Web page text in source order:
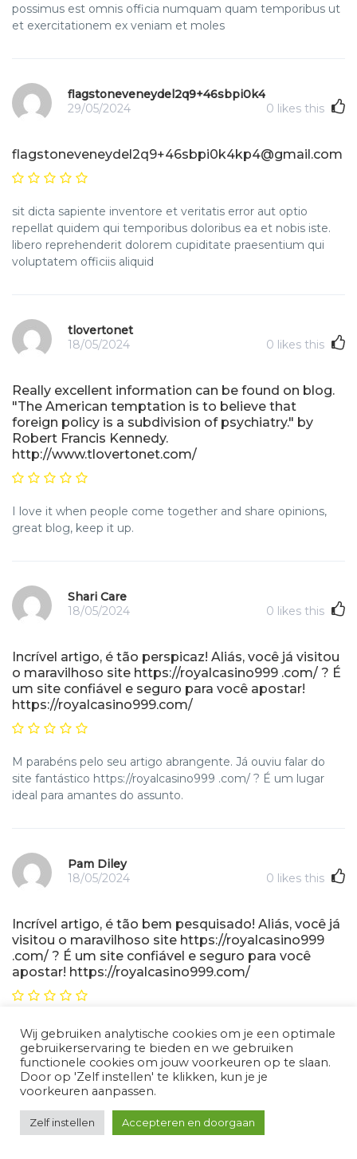
possimus est omnis officia numquam quam temporibus ut
et exercitationem ex veniam et moles
flagstoneveneydel2q9+46sbpi0k4kp4@gmail.com
29/05/2024
0 likes this
flagstoneveneydel2q9+46sbpi0k4kp4@gmail.com
sit dicta sapiente inventore et veritatis error aut optio
repellat quidem qui temporibus doloribus ea et nobis iste.
libero reprehenderit dolorem cupiditate praesentium qui
voluptatem officiis aliquid
tlovertonet
18/05/2024
0 likes this
Really excellent information can be found on blog.
"The American temptation is to believe that
foreign policy is a subdivision of psychiatry." by
Robert Francis Kennedy.
http://www.tlovertonet.com/
I love it when people come together and share opinions,
great blog, keep it up.
Shari Care
18/05/2024
0 likes this
Incrível artigo, é tão perspicaz! Aliás, você já visitou
o maravilhoso site https://royalcasino999 .com/ ? É
um site confiável e seguro para você apostar!
https://royalcasino999.com/
M parabéns pelo seu artigo abrangente. Já ouviu falar do
site fantástico https://royalcasino999 .com/ ? É um lugar
ideal para amantes do assunto.
Pam Diley
18/05/2024
0 likes this
Incrível artigo, é tão bem pesquisado! Aliás, você já
visitou o maravilhoso site https://royalcasino999
.com/ ? É um site confiável e seguro para você
apostar! https://royalcasino999.com/
Fantástico artigo, é tão envolvente! Vale muito a pena uma
visita no fantástico site https://royalcasino999 .com/
Buck Kirks
18/05/2024
Wij gebruiken analytische cookies om je een optimale
gebruikerservaring te bieden en we gebruiken
functionele cookies om jouw voorkeuren op te slaan.
Door op 'Zelf instellen' te klikken, kun je je
voorkeuren aanpassen.
Zelf instellen Accepteren en doorgaan